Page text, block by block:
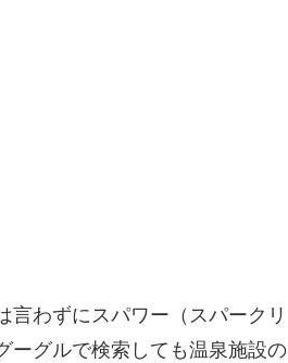
言わずにスパワー（スパークリ
ーグルで検索しても温泉施設の